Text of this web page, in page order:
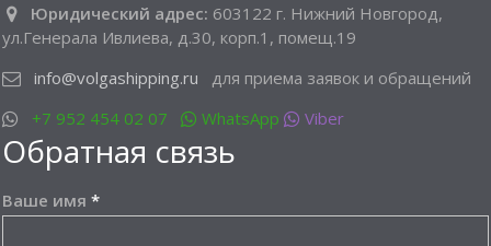
Юридический адрес: 603122 г. Нижний Новгород,
ул.Генерала Ивлиева, д.30, корп.1, помещ.19
info@volgashipping.ru для приема заявок и обращений
+7 952 454 02 07
WhatsApp Viber
Обратная связь
Ваше имя *